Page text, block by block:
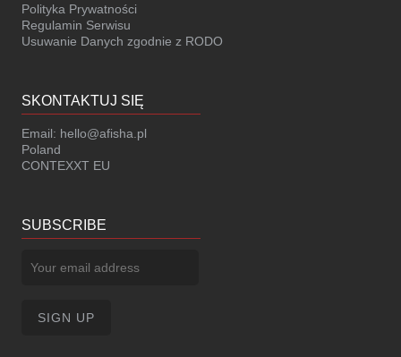
Polityka Prywatności
Regulamin Serwisu
Usuwanie Danych zgodnie z RODO
SKONTAKTUJ SIĘ
Email: hello@afisha.pl
Poland
CONTEXXT EU
SUBSCRIBE